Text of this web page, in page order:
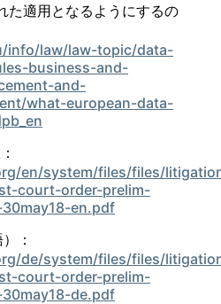
た適用となるようにするの
info/law/law-topic/data-
business-and-
and-
what-european-data-
en/system/files/files/
court-order-prelim-
en.pdf
：
de/system/files/files/
court-order-prelim-
de.pdf